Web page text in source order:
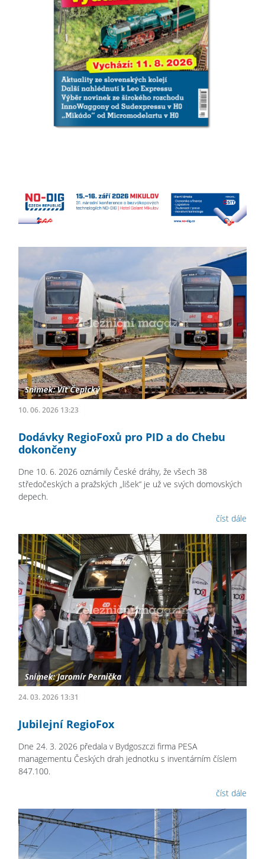
10. 06. 2026 13:23
Dodávky RegioFoxů pro PID a do Chebu
dokončeny
Dne 10. 6. 2026 oznámily České dráhy, že všech 38
středočeských a pražských „lišek“ je už ve svých domovských
depech.
číst dále
24. 03. 2026 13:31
Jubilejní RegioFox
Dne 24. 3. 2026 předala v Bydgoszczi firma PESA
managementu Českých drah jednotku s inventárním číslem
847.100.
číst dále